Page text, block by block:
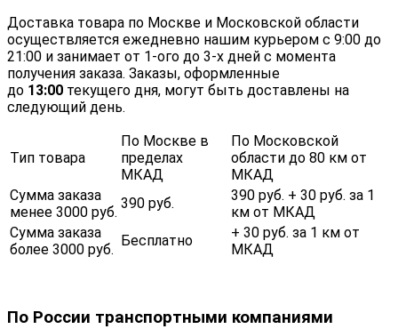
Доставка товара по Москве и Московской области
осуществляется ежедневно нашим курьером с 9:00 до
21:00 и занимает от 1-ого до 3-х дней с момента
получения заказа. Заказы, оформленные
до 13:00 текущего дня, могут быть доставлены на
следующий день.
Тип товара
По Москве в
пределах
МКАД
По Московской
области до 80 км от
МКАД
Сумма заказа
менее 3000 руб.
390 руб.
390 руб. + 30 руб. за 1
км от МКАД
Сумма заказа
более 3000 руб.
Бесплатно
+ 30 руб. за 1 км от
МКАД
По России транспортными компаниями